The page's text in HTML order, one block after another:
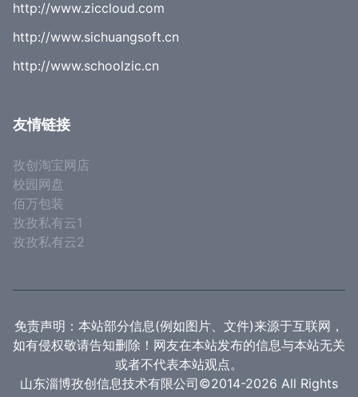
http://www.ziccloud.com
http://www.sichuangsoft.cn
http://www.schoolzic.cn
友情链接
孜创淘宝网店
校园网盘
佰万包装
孜孜私有云1
孜孜私有云2
免责声明：本站部分信息(例如图片、文件)来源于互联网，
如有侵权敬请告知删除！网友在本站发布的信息与本站无关
或者不代表本站观点。
山东淄博孜创信息技术有限公司©2014-2026 All Rights